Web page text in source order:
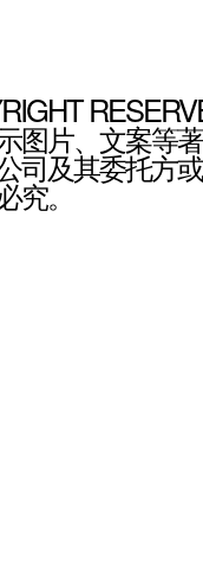
图片、文案等
司及其委托方
究。